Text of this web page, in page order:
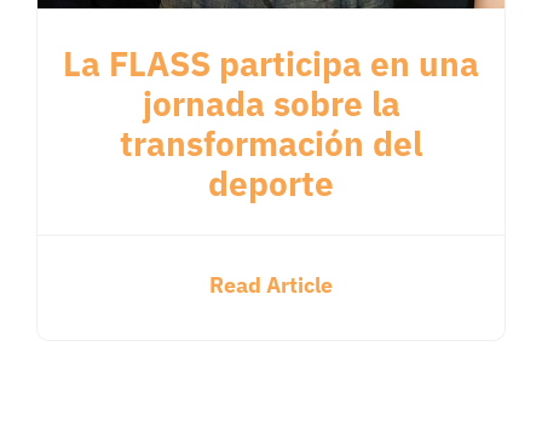
La FLASS participa en una
jornada sobre la
transformación del
deporte
Read Article